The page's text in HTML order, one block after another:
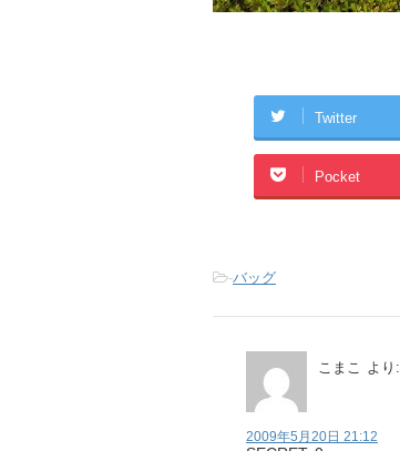
Twitter
Pocket
-バッグ
こまこ より:
2009年5月20日 21:12